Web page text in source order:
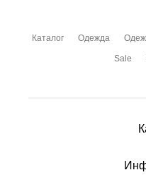
Каталог Одежда
Sale